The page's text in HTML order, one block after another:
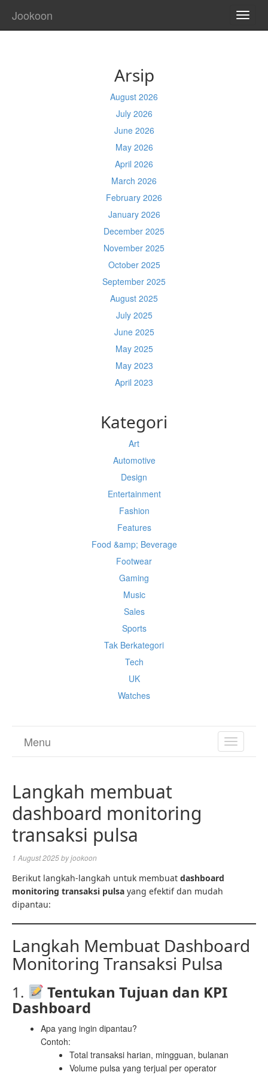
Jookoon
Arsip
August 2026
July 2026
June 2026
May 2026
April 2026
March 2026
February 2026
January 2026
December 2025
November 2025
October 2025
September 2025
August 2025
July 2025
June 2025
May 2025
May 2023
April 2023
Kategori
Art
Automotive
Design
Entertainment
Fashion
Features
Food &amp; Beverage
Footwear
Gaming
Music
Sales
Sports
Tak Berkategori
Tech
UK
Watches
TOGGLE
Menu
Langkah membuat
dashboard monitoring
transaksi pulsa
1 August 2025byjookoon
Berikut langkah-langkah untuk membuat dashboard
monitoring transaksi pulsa yang efektif dan mudah
dipantau:
Langkah Membuat Dashboard
Monitoring Transaksi Pulsa
1. Tentukan Tujuan dan KPI
Dashboard
Apa yang ingin dipantau?
Contoh:
Total transaksi harian, mingguan, bulanan
Volume pulsa yang terjual per operator